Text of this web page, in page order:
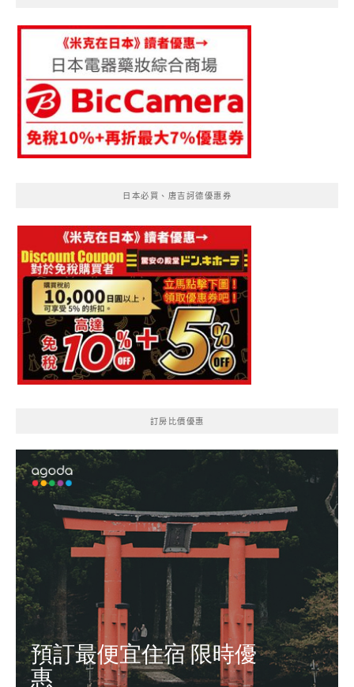
日本必買、唐吉訶德優惠券
訂房比價優惠